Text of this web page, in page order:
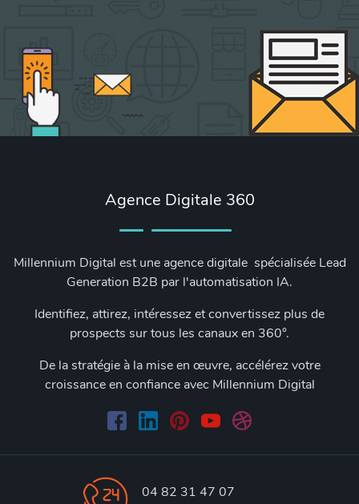
Agence Digitale 360
Millennium Digital est une agence digitale spécialisée Lead
Generation B2B par l'automatisation IA.
Identifiez, attirez, intéressez et convertissez plus de
prospects sur tous les canaux en 360°.
De la stratégie à la mise en œuvre, accélérez votre
croissance en confiance avec Millennium Digital
04 82 31 47 07